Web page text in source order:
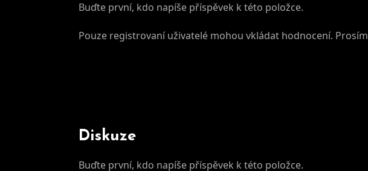
Buďte první, kdo napíše příspěvek k této položce.
Pouze registrovaní uživatelé mohou vkládat hodnocení. Prosím
Diskuze
Buďte první, kdo napíše příspěvek k této položce.